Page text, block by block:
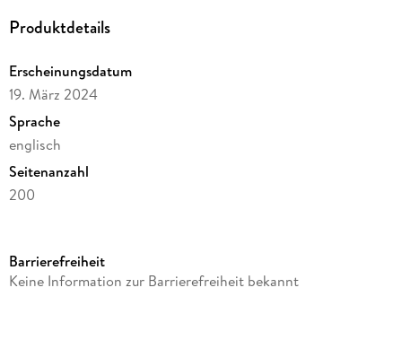
campaign. These are fully compatible with the fifth edition of
Produktdetails
Erscheinungsdatum
19. März 2024
Sprache
englisch
Seitenanzahl
200
Illustrationen
Barrierefreiheit
Keine Information zur Barrierefreiheit bekannt